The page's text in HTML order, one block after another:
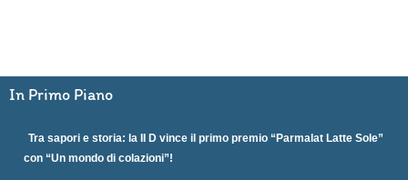
In Primo Piano
Tra sapori e storia: la II D vince il primo premio “Parmalat Latte Sole”
con “Un mondo di colazioni”!